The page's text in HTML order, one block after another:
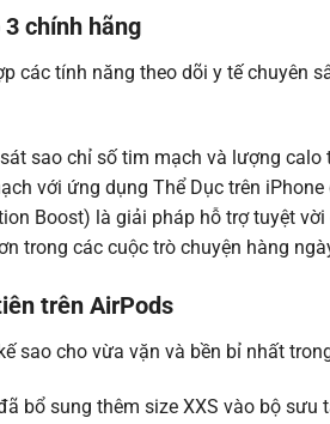
chính hãng
các tính năng theo dõi y tế chuyên
sao chỉ số tim mạch và lượng calo
với ứng dụng Thể Dục trên
Boost) là giải pháp hỗ trợ tuyệt
trong các cuộc trò chuyện hàng
trên AirPods
sao cho vừa vặn và bền bỉ nhất
bổ sung thêm size XXS vào bộ sưu